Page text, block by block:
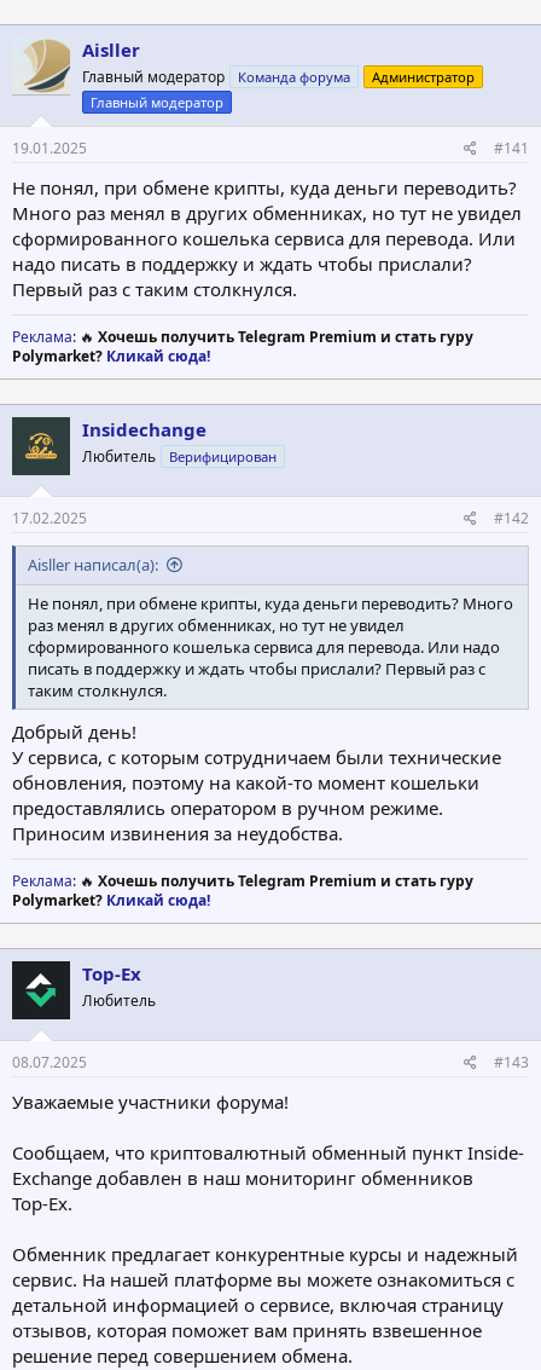
т
о
р
т
м
ы
т
а
ч
а
а
Aisller
Главный модератор Команда форума
Администратор
Главный модератор
19.01.2025 #141
Не понял, при обмене крипты, куда деньги переводить?
Много раз менял в других обменниках, но тут не увидел
сформированного кошелька сервиса для перевода. Или
надо писать в поддержку и ждать чтобы прислали?
Первый раз с таким столкнулся.
Реклама: 🔥 Хочешь получить Telegram Premium и стать гуру
Polymarket? Кликай сюда!
Insidechange
Любитель Верифицирован
17.02.2025 #142
Aisller написал(а):
Не понял, при обмене крипты, куда деньги переводить? Много
раз менял в других обменниках, но тут не увидел
сформированного кошелька сервиса для перевода. Или надо
писать в поддержку и ждать чтобы прислали? Первый раз с
таким столкнулся.
Добрый день!
У сервиса, с которым сотрудничаем были технические
обновления, поэтому на какой-то момент кошельки
предоставлялись оператором в ручном режиме.
Приносим извинения за неудобства.
Реклама: 🔥 Хочешь получить Telegram Premium и стать гуру
Polymarket? Кликай сюда!
Top-Ex
Любитель
08.07.2025 #143
Уважаемые участники форума!
Сообщаем, что криптовалютный обменный пункт Inside-
Exchange добавлен в наш мониторинг обменников
Top‑Ex.
Обменник предлагает конкурентные курсы и надежный
сервис. На нашей платформе вы можете ознакомиться с
детальной информацией о сервисе, включая страницу
отзывов, которая поможет вам принять взвешенное
решение перед совершением обмена.